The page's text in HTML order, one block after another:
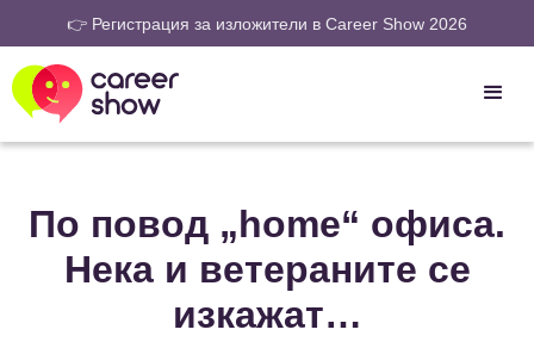
👉 Регистрация за изложители в Career Show 2026
По повод „home“ офиса.
Нека и ветераните се
изкажат…